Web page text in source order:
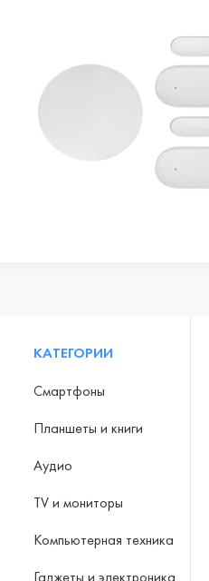
КАТЕГОРИИ
Смартфоны
Планшеты и книги
Аудио
TV и мониторы
Компьютерная техника
Гаджеты и электроника